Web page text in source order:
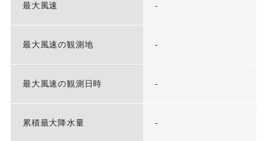
最大風速 -
最大風速の観測地 -
最大風速の観測日時 -
累積最大降水量 -